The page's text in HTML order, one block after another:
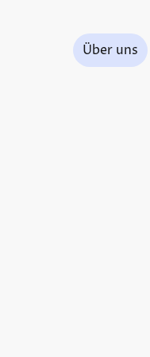
Über uns